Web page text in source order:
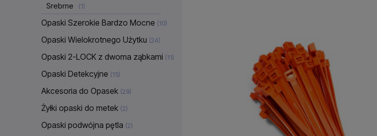
Srebrne (1)
Opaski Szerokie Bardzo Mocne (10)
Opaski Wielokrotnego Użytku (24)
Opaski 2-LOCK z dwoma ząbkami (11)
Opaski Detekcyjne (15)
Akcesoria do Opasek (29)
Żyłki opaski do metek (2)
Opaski podwójna pętla (2)